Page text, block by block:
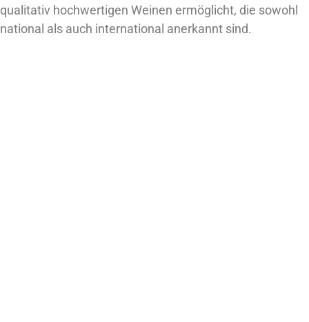
qualitativ hochwertigen Weinen ermöglicht, die sowohl
national als auch international anerkannt sind.